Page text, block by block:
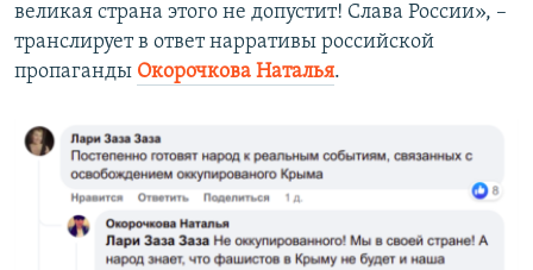
великая страна этого не допустит! Слава России», –
транслирует в ответ нарративы российской
пропаганды Окорочкова Наталья.